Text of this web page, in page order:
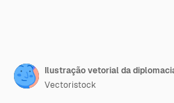
Ilustração vetorial da
Vectoristock